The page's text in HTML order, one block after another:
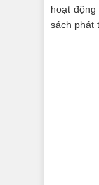
hoạt
sách phát